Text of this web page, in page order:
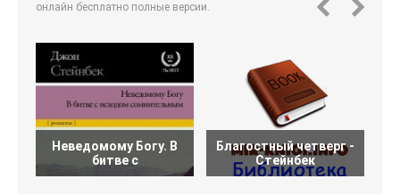
онлайн бесплатно полные версии.
Неведомому Богу. В
битве с
Благостный четверг -
Стейнбек